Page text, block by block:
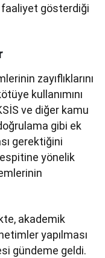
faaliyet gösterdiği
zayıflıklarını
kullanımını
ve diğer kamu
gibi ek
gerektiğini
yönelik
akademik
yapılması
gündeme geldi.